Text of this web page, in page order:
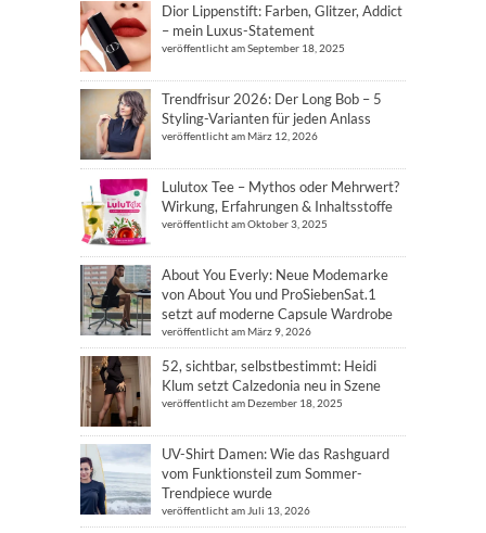
Dior Lippenstift: Farben, Glitzer, Addict
– mein Luxus-Statement
veröffentlicht am September 18, 2025
Trendfrisur 2026: Der Long Bob – 5
Styling-Varianten für jeden Anlass
veröffentlicht am März 12, 2026
Lulutox Tee – Mythos oder Mehrwert?
Wirkung, Erfahrungen & Inhaltsstoffe
veröffentlicht am Oktober 3, 2025
About You Everly: Neue Modemarke
von About You und ProSiebenSat.1
setzt auf moderne Capsule Wardrobe
veröffentlicht am März 9, 2026
52, sichtbar, selbstbestimmt: Heidi
Klum setzt Calzedonia neu in Szene
veröffentlicht am Dezember 18, 2025
UV-Shirt Damen: Wie das Rashguard
vom Funktionsteil zum Sommer-
Trendpiece wurde
veröffentlicht am Juli 13, 2026